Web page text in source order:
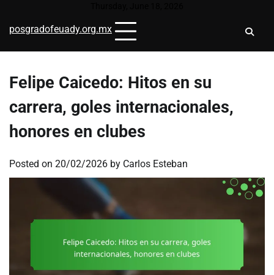
content
posgradofeuady.org.mx
Felipe Caicedo: Hitos en su
carrera, goles internacionales,
honores en clubes
Posted on 20/02/2026 by Carlos Esteban